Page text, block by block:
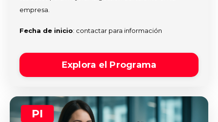
empresa.
Fecha de inicio: contactar para información
Explora el Programa